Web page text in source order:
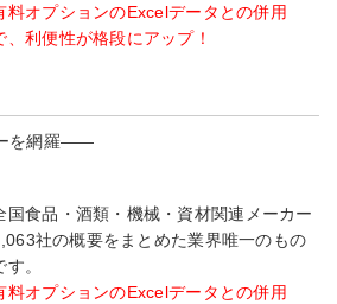
料オプションのExcelデータとの併用
、利便性が格段にアップ！
を網羅――
国食品・酒類・機械・資材関連メーカー
社の概要をまとめた業界唯一のもの
す。
料オプションのExcelデータとの併用